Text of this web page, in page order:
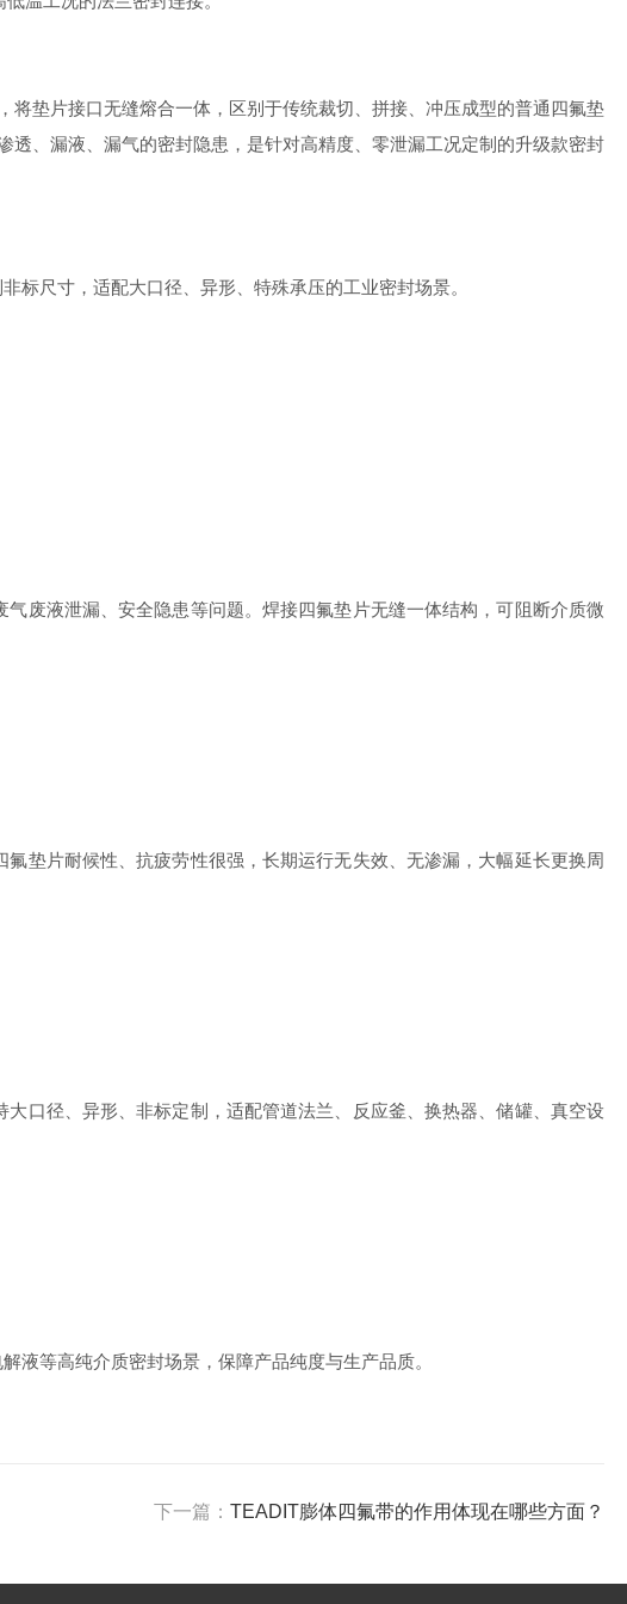
垫片接口无缝熔合一体，区别于传统裁切、拼接、冲压成型的普通四氟垫
、漏液、漏气的密封隐患，是针对高精度、零泄漏工况定制的升级款密封
尺寸，适配大口径、异形、特殊承压的工业密封场景。
液泄漏、安全隐患等问题。焊接四氟垫片无缝一体结构，可阻断介质微
片耐候性、抗疲劳性很强，长期运行无失效、无渗漏，大幅延长更换周
口径、异形、非标定制，适配管道法兰、反应釜、换热器、储罐、真空设
等高纯介质密封场景，保障产品纯度与生产品质。
下一篇：TEADIT膨体四氟带的作用体现在哪些方面？